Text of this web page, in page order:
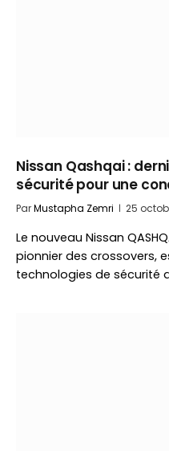
Nissan Qashqai :
sécurité pour une
ParMustapha Zemri 25
Le nouveau Nissan
pionnier des crossovers,
technologies de sécurité